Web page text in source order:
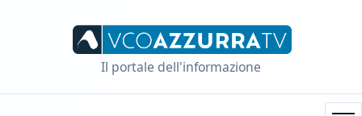
Il portale dell'informazione